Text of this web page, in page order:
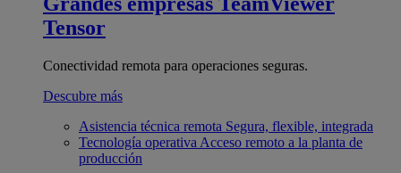
Tensor
Conectividad remota para operaciones seguras.
Descubre más
Asistencia técnica remota Segura, flexible, integrada
Tecnología operativa Acceso remoto a la planta de
producción